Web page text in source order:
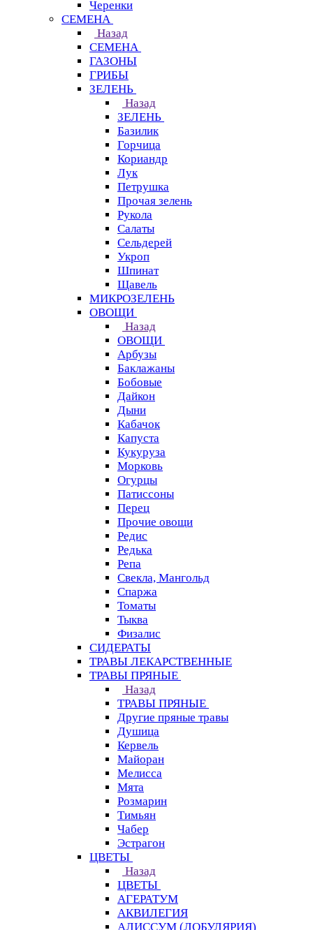
Черенки
СЕМЕНА
Назад
СЕМЕНА
ГАЗОНЫ
ГРИБЫ
ЗЕЛЕНЬ
Назад
ЗЕЛЕНЬ
Базилик
Горчица
Кориандр
Лук
Петрушка
Прочая зелень
Рукола
Салаты
Сельдерей
Укроп
Шпинат
Щавель
МИКРОЗЕЛЕНЬ
ОВОЩИ
Назад
ОВОЩИ
Арбузы
Баклажаны
Бобовые
Дайкон
Дыни
Кабачок
Капуста
Кукуруза
Морковь
Огурцы
Патиссоны
Перец
Прочие овощи
Редис
Редька
Репа
Свекла, Мангольд
Спаржа
Томаты
Тыква
Физалис
СИДЕРАТЫ
ТРАВЫ ЛЕКАРСТВЕННЫЕ
ТРАВЫ ПРЯНЫЕ
Назад
ТРАВЫ ПРЯНЫЕ
Другие пряные травы
Душица
Кервель
Майоран
Мелисса
Мята
Розмарин
Тимьян
Чабер
Эстрагон
ЦВЕТЫ
Назад
ЦВЕТЫ
АГЕРАТУМ
АКВИЛЕГИЯ
АЛИССУМ (ЛОБУЛЯРИЯ)